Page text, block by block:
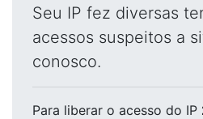
Seu IP fez diversas
acessos suspeitos a
conosco.
Para liberar o acesso do IP